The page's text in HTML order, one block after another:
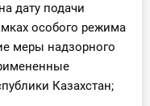
дату подачи
особого режима
меры надзорного
Казахстан;